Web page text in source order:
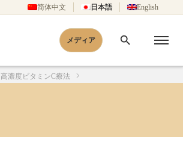
简体中文 日本語 English
メディア
高濃度ビタミンC療法